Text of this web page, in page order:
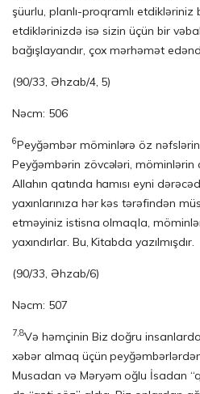
şüurlu, plan­lı-proqramlı
etdiklərinizdə isə sizin üçün bir
bağışlayandır, çox mərhəmət
(90/33, Əhzab/4, 5)
Nəcm: 506
6Peyğəmbər möminlərə öz
Peyğəmbərin zövcələri, möminlərin
Allahın qatında hamısı eyni
yaxınlarınıza hər kəs tərəfindən
etməyiniz istisna olmaqla,
yaxındırlar. Bu, Kitabda yazılmışdır.
(90/33, Əhzab/6)
Nəcm: 507
7,8Və həmçinin Biz doğru
xəbər almaq üçün
Musadan və Məryəm oğlu İsadan